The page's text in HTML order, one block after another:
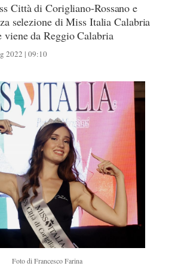
Città di Corigliano-Rossano e
selezione di Miss Italia Calabria
viene da Reggio Calabria
2022 | 09:10
Foto di Francesco Farina